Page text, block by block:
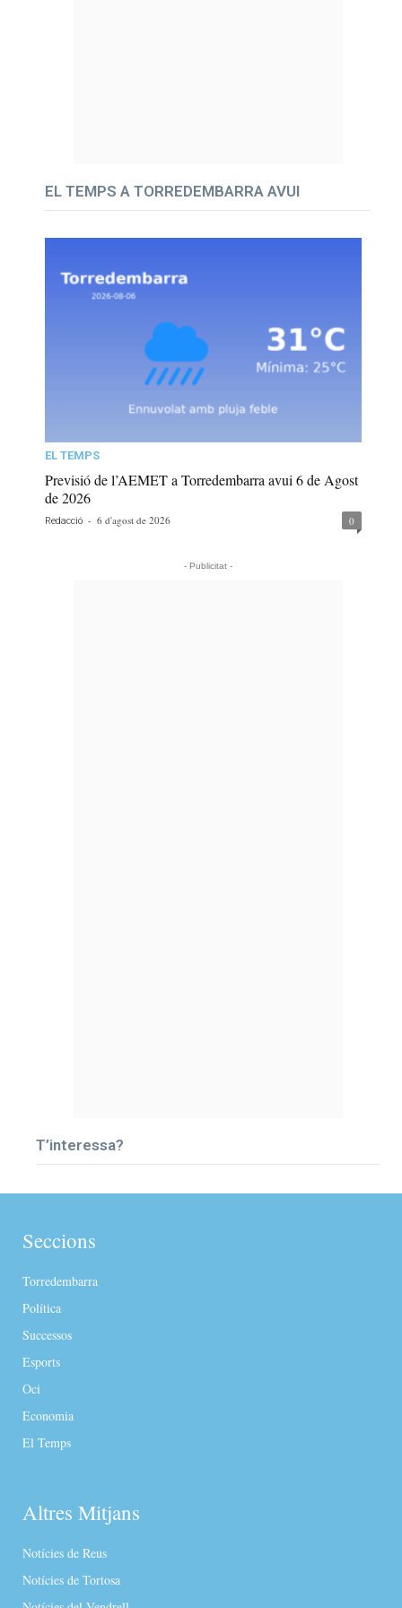
EL TEMPS A TORREDEMBARRA AVUI
EL TEMPS
Previsió de l’AEMET a Torredembarra avui 6 de Agost
de 2026
Redacció - 6 d'agost de 2026 0
- Publicitat -
T’interessa?
Seccions
Torredembarra
Política
Successos
Esports
Oci
Economia
El Temps
Altres Mitjans
Notícies de Reus
Notícies de Tortosa